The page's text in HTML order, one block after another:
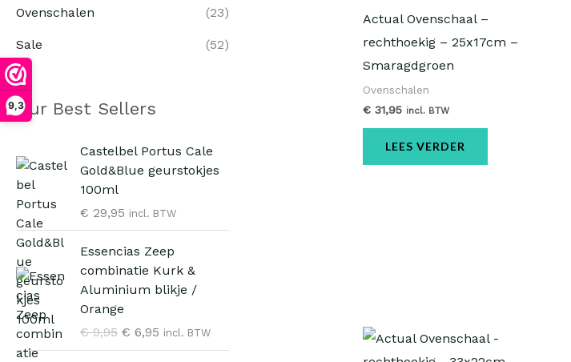
9,3
Ovenschalen (23)
Sale (52)
Our Best Sellers
Castelbel Portus Cale
Gold&Blue geurstokjes
100ml
€ 29,95 incl. BTW
Essencias Zeep
combinatie Kurk &
Aluminium blikje /
Orange
€9,95 r
€ 6,95 gincl. BTW
Actual Ovenschaal –
rechthoekig – 25x17cm –
Smaragdgroen
Ovenschalen
€31,95 incl. BTW
LEES VERDER